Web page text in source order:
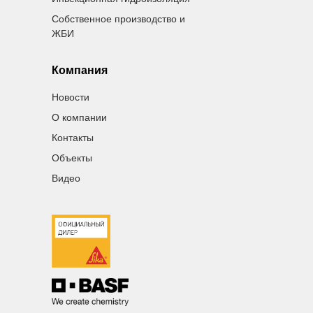
Компания
Новости
О компании
Контакты
Объекты
Видео
Собственное производство и
ЖБИ